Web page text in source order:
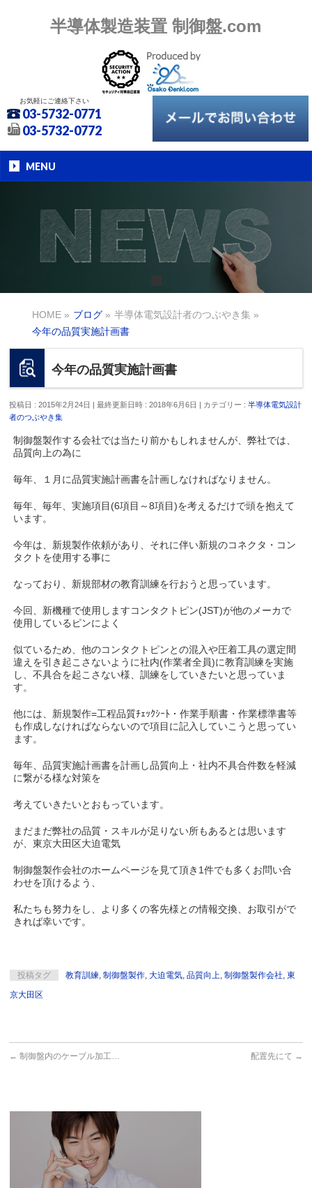
半導体製造装置 制御盤.com
お気軽にご連絡下さい
03-5732-0771
03-5732-0772
MENU
HOME » ブログ » 半導体電気設計者のつぶやき集 »
今年の品質実施計画書
今年の品質実施計画書
投稿日 : 2015年2月24日 最終更新日時 : 2018年6月6日 カテゴリー :半導体電気設計
者のつぶやき集
制御盤製作する会社では当たり前かもしれませんが、弊社では、
品質向上の為に
毎年、１月に品質実施計画書を計画しなければなりません。
毎年、毎年、実施項目(6項目～8項目)を考えるだけで頭を抱えて
います。
今年は、新規製作依頼があり、それに伴い新規のコネクタ・コン
タクトを使用する事に
なっており、新規部材の教育訓練を行おうと思っています。
今回、新機種で使用しますコンタクトピン(JST)が他のメーカで
使用しているピンによく
似ているため、他のコンタクトピンとの混入や圧着工具の選定間
違えを引き起こさないように社内(作業者全員)に教育訓練を実施
し、不具合を起こさない様、訓練をしていきたいと思っていま
す。
他には、新規製作=工程品質ﾁｪｯｸｼｰﾄ・作業手順書・作業標準書等
も作成しなければならないので項目に記入していこうと思ってい
ます。
毎年、品質実施計画書を計画し品質向上・社内不具合件数を軽減
に繋がる様な対策を
考えていきたいとおもっています。
まだまだ弊社の品質・スキルが足りない所もあるとは思います
が、東京大田区大迫電気
制御盤製作会社のホームページを見て頂き1件でも多くお問い合
わせを頂けるよう、
私たちも努力をし、より多くの客先様との情報交換、お取引がで
きれば幸いです。
投稿タグ 教育訓練,制御盤製作,大迫電気,品質向上,制御盤製作会社,東
京大田区
← 制御盤内のケーブル加工… 配置先にて →